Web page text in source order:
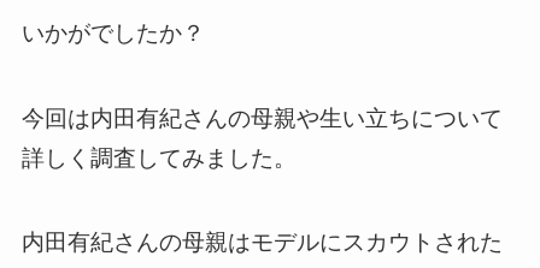
いかがでしたか？
今回は内田有紀さんの母親や生い立ちについて
詳しく調査してみました。
内田有紀さんの母親はモデルにスカウトされた